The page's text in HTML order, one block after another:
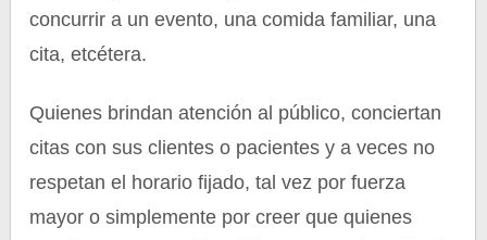
concurrir a un evento, una comida familiar, una
cita, etcétera.
Quienes brindan atención al público, conciertan
citas con sus clientes o pacientes y a veces no
respetan el horario fijado, tal vez por fuerza
mayor o simplemente por creer que quienes